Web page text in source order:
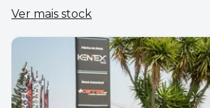
Ver mais stock